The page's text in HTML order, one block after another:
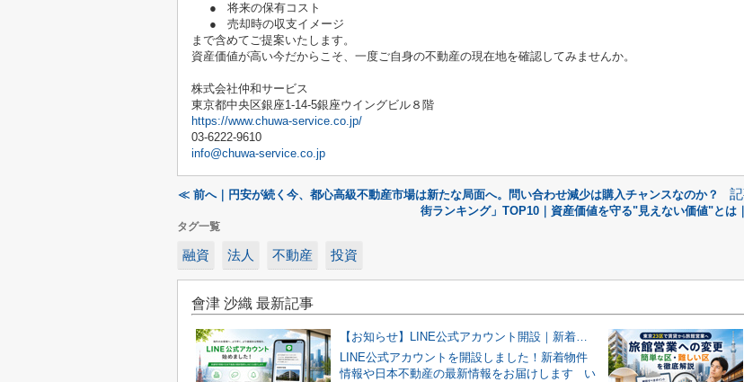
●
将来の保有コスト
●
売却時の収支イメージ
まで含めてご提案いたします。
資産価値が高い今だからこそ、一度ご自身の不動産の現在地を確認してみませんか。
株式会社仲和サービス
東京都中央区銀座1-14-5銀座ウイングビル８階
https://www.chuwa-service.co.jp/
03-6222-9610
info@chuwa-service.co.jp
≪ 前へ｜円安が続く今、都心高級不動産市場は新たな局面へ。問い合わせ減少は購入チャンスなのか？
街ランキング」TOP10｜資産価値を守る"見えない価値"と
タグ一覧
融資 法人 不動産 投資
會津 沙織 最新記事
【お知らせ】LINE公式アカウント開設｜新着物件情報・日本不動産の最新情報を配信開始
LINE公式アカウントを開設しました！新着物件
情報や日本不動産の最新情報をお届けします い